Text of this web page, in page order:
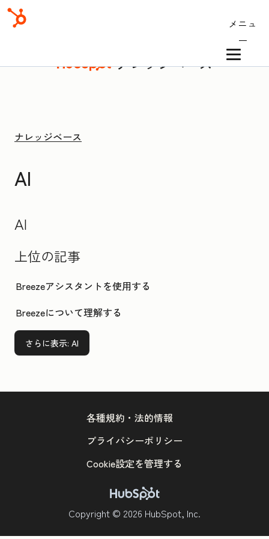
メニュ
ー
ナレッジベース
ナレッジベース
AI
AI
上位の記事
Breezeアシスタントを使用する
Breezeについて理解する
さらに表示: AI
Copyright © 2026 HubSpot, Inc.
各種規約・法的情報
プライバシーポリシー
Cookie設定を管理する